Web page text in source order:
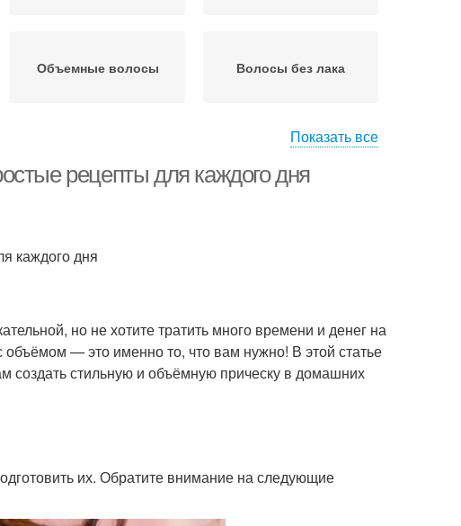
Объемные волосы Волосы без лака
Волос в домашних
условиях
Показать все
рецепты для каждого дня
каждого дня
но не хотите тратить много времени и денег на
— это именно то, что вам нужно! В этой статье
создать стильную и объёмную прическу в домашних
их. Обратите внимание на следующие